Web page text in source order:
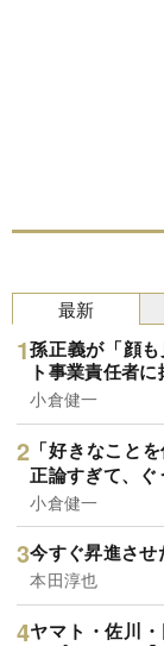
最新
孫正義が「顔
ト事業責任者
小倉健一
「好きなこと
正論すぎて、ぐ
小倉健一
今すぐ昇進させ
本田淳也
ヤマト・佐川